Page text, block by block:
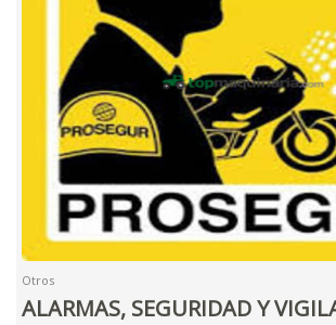
Otros
ALARMAS, SEGURIDAD Y